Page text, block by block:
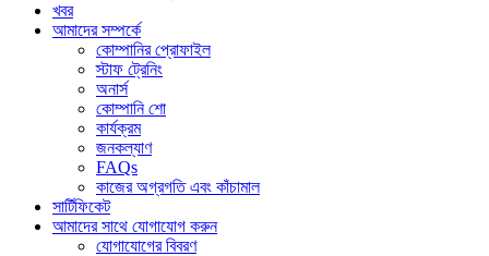
খবর
আমাদের সম্পর্কে
কোম্পানির প্রোফাইল
স্টাফ ট্রেনিং
অনার্স
কোম্পানি শো
কার্যক্রম
জনকল্যাণ
FAQs
কাজের অগ্রগতি এবং কাঁচামাল
সার্টিফিকেট
আমাদের সাথে যোগাযোগ করুন
যোগাযোগের বিবরণ